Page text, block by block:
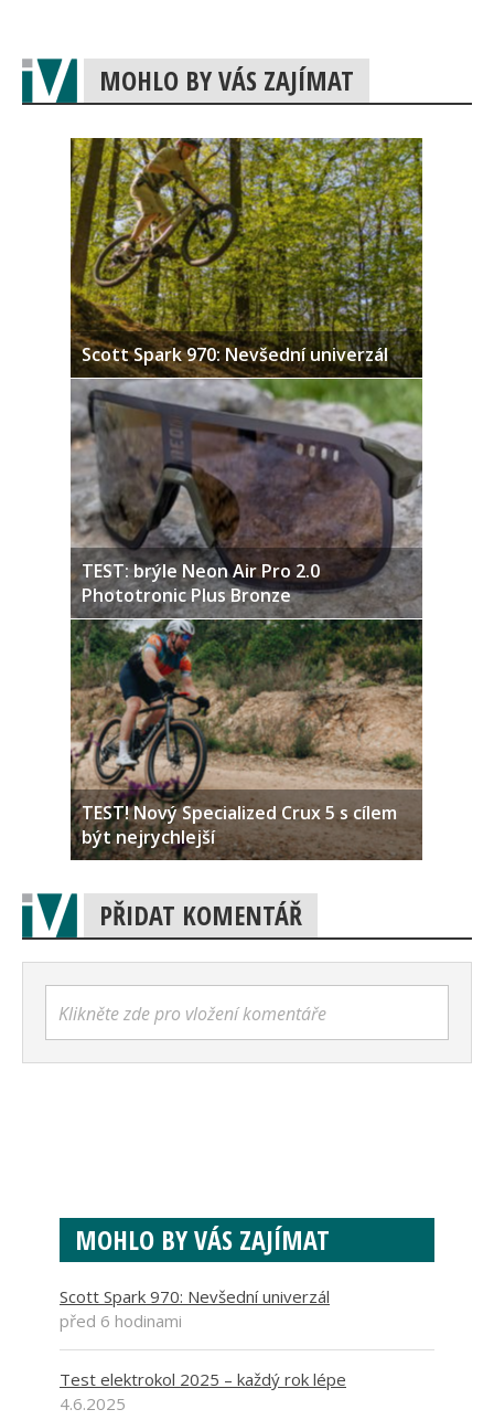
MOHLO BY VÁS ZAJÍMAT
Scott Spark 970: Nevšední univerzál
TEST: brýle Neon Air Pro 2.0
Phototronic Plus Bronze
TEST! Nový Specialized Crux 5 s cílem
být nejrychlejší
PŘIDAT KOMENTÁŘ
Klikněte zde pro vložení komentáře
MOHLO BY VÁS ZAJÍMAT
Scott Spark 970: Nevšední univerzál
před 6 hodinami
Test elektrokol 2025 – každý rok lépe
4.6.2025